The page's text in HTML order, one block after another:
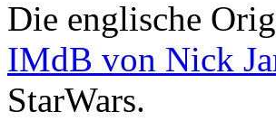
Die englische
IMdB von Nick
StarWars.